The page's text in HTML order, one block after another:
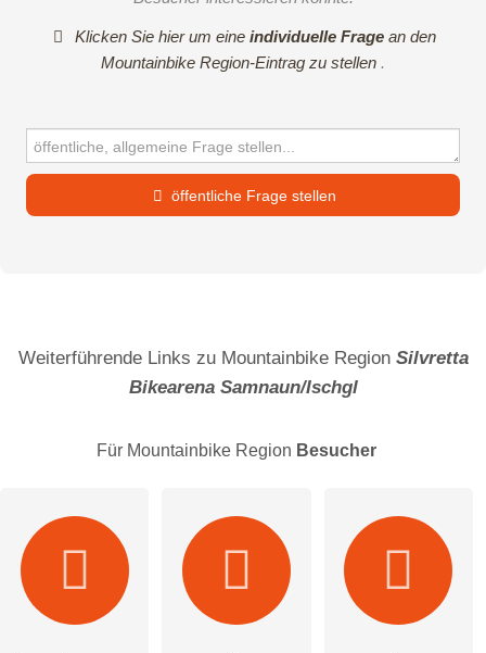
Klicken Sie hier um eineindividuelle Frage an den
Mountainbike Region-Eintrag zu stellen .
öffentliche Frage stellen
Weiterführende Links zu Mountainbike Region Silvretta
Bikearena Samnaun/Ischgl
Für Mountainbike Region Besucher